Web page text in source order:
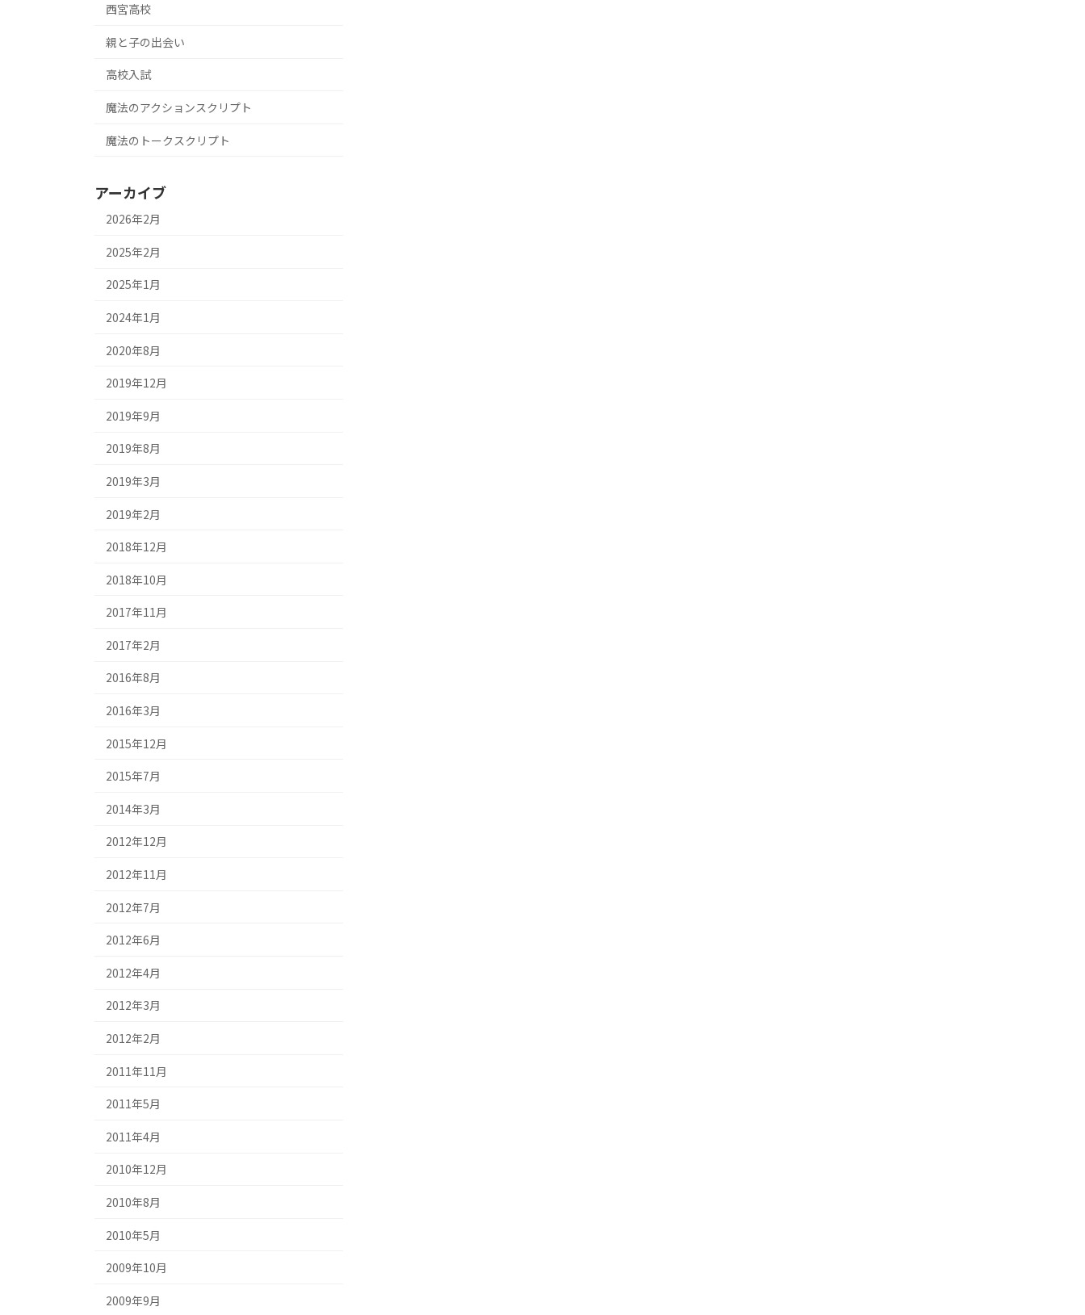
西宮高校
親と子の出会い
高校入試
魔法のアクションスクリプト
魔法のトークスクリプト
アーカイブ
2026年2月
2025年2月
2025年1月
2024年1月
2020年8月
2019年12月
2019年9月
2019年8月
2019年3月
2019年2月
2018年12月
2018年10月
2017年11月
2017年2月
2016年8月
2016年3月
2015年12月
2015年7月
2014年3月
2012年12月
2012年11月
2012年7月
2012年6月
2012年4月
2012年3月
2012年2月
2011年11月
2011年5月
2011年4月
2010年12月
2010年8月
2010年5月
2009年10月
2009年9月